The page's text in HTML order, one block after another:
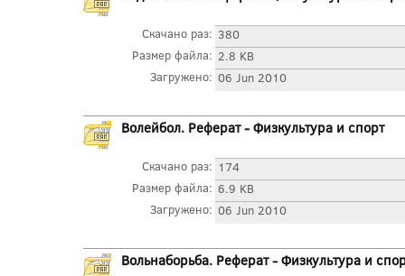
Скачано раз: 380
Размер файла: 2.8 KB
Загружено: 06 Jun 2010
Волейбол. Реферат - Физкультура и спорт
Скачано раз: 174
Размер файла: 6.9 KB
Загружено: 06 Jun 2010
Вольнаборьба. Реферат - Физкультура и